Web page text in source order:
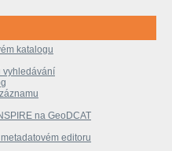
katalogu
vyhledávání
na GeoDCAT
editoru